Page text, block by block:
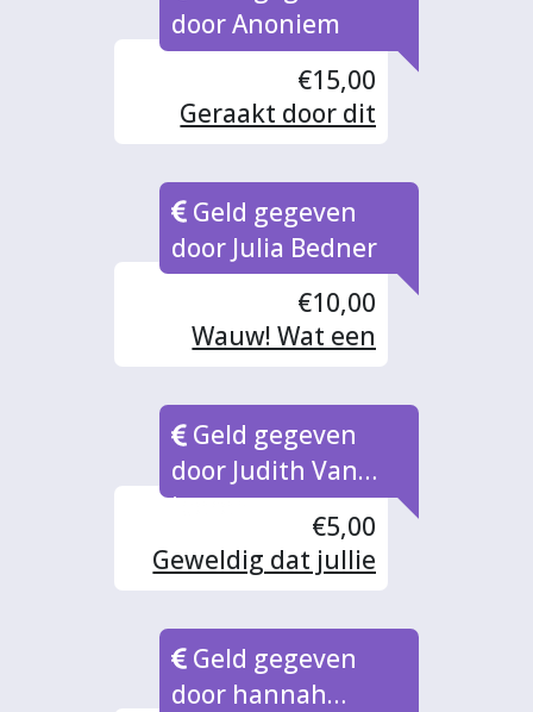
door Anoniem
€15,00
Geraakt door dit
effecten ervan zijn.
Geld gegeven
door Julia Bedner
€10,00
Wauw! Wat een
En wat heeft
Sarahel (heette ze
zo?) een prachtige
stem. Het raakt me
diep.
Geld gegeven
door Judith Van
iperen
€5,00
Geweldig dat jullie
Geld gegeven
door hannah